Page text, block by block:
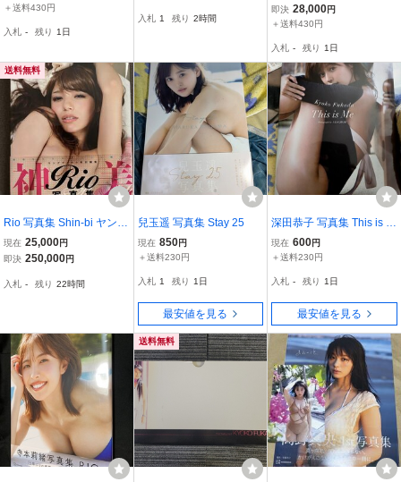
★Trajectory★可愛さ満
価3500円+税
＋送料430円
入札 - 残り 1日
部 愛蔵版／帯付
入札 1 残り 2時間
泉★かわいさ満開・美
品」 定価2667円+税
即決 28,000円
＋送料430円
入札 - 残り 1日
送料無料
Rio 写真集 Shin-bi ヤング
アニマル特別編集 神美 写
真集
現在 25,000円
即決 250,000円
入札 - 残り 22時間
兒玉遥 写真集 Stay 25
現在 850円
＋送料230円
入札 1 残り 1日
最安値を見る
深田恭子 写真集 This is M
e
現在 600円
＋送料230円
入札 - 残り 1日
最安値を見る
送料無料